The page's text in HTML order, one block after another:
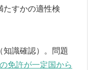
たすかの適性検
知識確認）。問題
免許が一定国から